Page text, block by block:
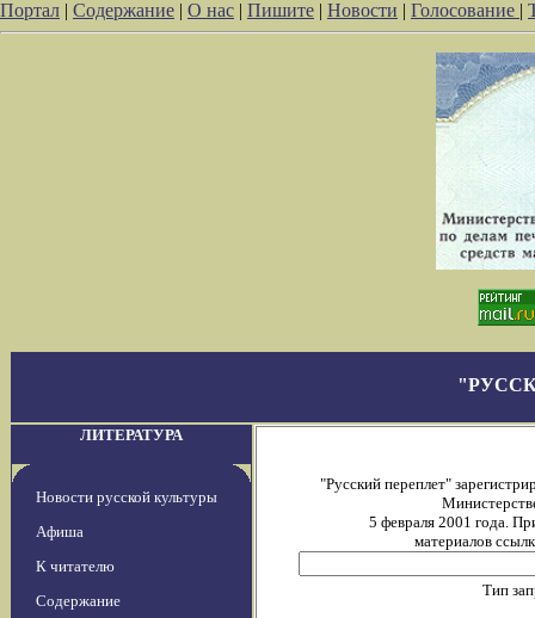
Портал | Содержание | О нас | Пишите | Новости | Голосование |
ЛИТЕРАТУРА
Новости русской культуры
Афиша
К читателю
Содержание
"Русский переплет"
5 февраля 2001 года.
материалов
Тип